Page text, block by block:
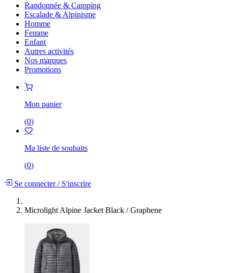
Randonnée & Camping
Escalade & Alpinisme
Homme
Femme
Enfant
Autres activités
Nos marques
Promotions
Mon panier
(0)
Ma liste de souhaits
(0)
Se connecter/S'inscrire
Microlight Alpine Jacket Black / Graphene